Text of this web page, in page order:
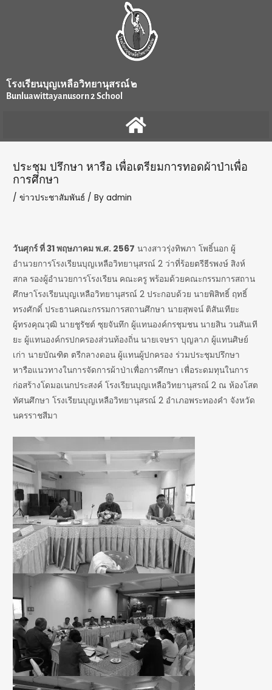
โรงเรียนบุญเหลือวิทยานุสรณ์ ๒
Bunluawittayanusorn 2 School
ประชุม ปรึกษา หารือ เพื่อเตรียมการทอดผ้าป่าเพื่อ
การศึกษา
/ข่าวประชาสัมพันธ์ / Byadmin
วันศุกร์ ที่ 31 พฤษภาคม พ.ศ. 2567 นางสาวรุ่งทิพภา โพธิ์นอก ผู้
อำนวยการโรงเรียนบุญเหลือวิทยานุสรณ์ 2 ว่าที่ร้อยตรีธีรพงษ์ สิงห์
สกล รองผู้อำนวยการโรงเรียน คณะครู พร้อมด้วยคณะกรรมการสถาน
ศึกษาโรงเรียนบุญเหลือวิทยานุสรณ์ 2 ประกอบด้วย นายพิสิทธิ์ ฤทธิ์
ทรงศักดิ์ ประธานคณะกรรมการสถานศึกษา นายสุพจน์ ติสันเทียะ
ผู้ทรงคุณวุฒิ นายชูรัชต์ ซุยจันทึก ผู้แทนองค์กรชุมชน นายสิน วนสันเที
ยะ ผู้แทนองค์กรปกครองส่วนท้องถิ่น นายเจษรา บุญลาภ ผู้แทนศิษย์
เก่า นายบัณฑิต ตรีกลางดอน ผู้แทนผู้ปกครอง ร่วมประชุมปรึกษา
หารือแนวทางในการจัดการผ้าป่าเพื่อการศึกษา เพื่อระดมทุนในการ
ก่อสร้างโดมอเนกประสงค์ โรงเรียนบุญเหลือวิทยานุสรณ์ 2 ณ ห้องโสต
ทัศนศึกษา โรงเรียนบุญเหลือวิทยานุสรณ์ 2 อำเภอพระทองคำ จังหวัด
นครราชสีมา